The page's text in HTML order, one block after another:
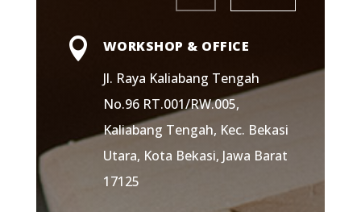

WORKSHOP & OFFICE
Jl. Raya Kaliabang Tengah
No.96 RT.001/RW.005,
Kaliabang Tengah, Kec. Bekasi
Utara, Kota Bekasi, Jawa Barat
17125